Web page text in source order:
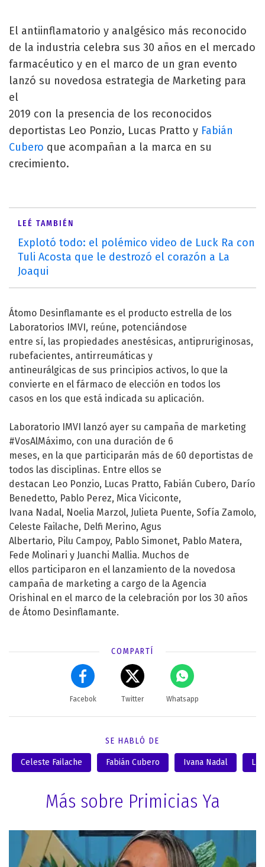
El antiinflamatorio y analgésico más reconocido
de la industria celebra sus 30 años en el mercado
farmacéutico y en el marco de un gran evento
lanzó su novedosa estrategia de Marketing para
el
2019 con la presencia de los reconocidos
deportistas Leo Ponzio, Lucas Pratto y Fabián
Cubero que acompañan a la marca en su
crecimiento.
LEÉ TAMBIÉN
Explotó todo: el polémico video de Luck Ra con
Tuli Acosta que le destrozó el corazón a La
Joaqui
Átomo Desinflamante es el producto estrella de los
Laboratorios IMVI, reúne, potenciándose
entre sí, las propiedades anestésicas, antipruriginosas,
rubefacientes, antirreumáticas y
antineurálgicas de sus principios activos, lo que la
convierte en el fármaco de elección en todos los
casos en los que está indicada su aplicación.
Laboratorio IMVI lanzó ayer su campaña de marketing
#VosAlMáximo, con una duración de 6
meses, en la que participarán más de 60 deportistas de
todos las disciplinas. Entre ellos se
destacan Leo Ponzio, Lucas Pratto, Fabián Cubero, Darío
Benedetto, Pablo Perez, Mica Viciconte,
Ivana Nadal, Noelia Marzol, Julieta Puente, Sofía Zamolo,
Celeste Failache, Delfi Merino, Agus
Albertario, Pilu Campoy, Pablo Simonet, Pablo Matera,
Fede Molinari y Juanchi Mallia. Muchos de
ellos participaron en el lanzamiento de la novedosa
campaña de marketing a cargo de la Agencia
Orishinal en el marco de la celebración por los 30 años
de Átomo Desinflamante.
COMPARTÍ
Facebok Twitter Whatsapp
SE HABLÓ DE
Celeste Failache Fabián Cubero Ivana Nadal
Más sobre Primicias Ya